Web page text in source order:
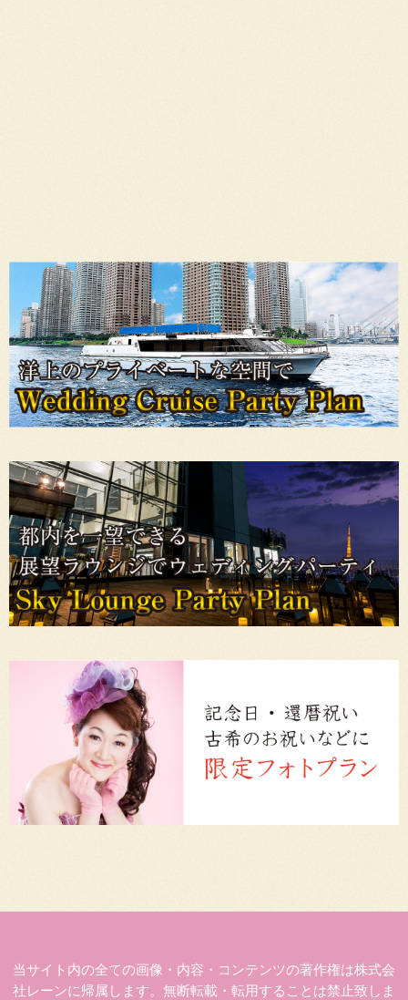
当サイト内の全ての画像・内容・コンテンツの著作権は株式会
社レーンに帰属します。無断転載・転用することは禁止致しま